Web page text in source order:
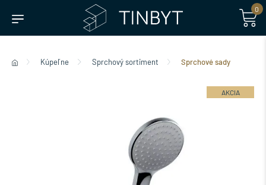
0
Kúpeľne Sprchový sortiment Sprchové sady
AKCIA